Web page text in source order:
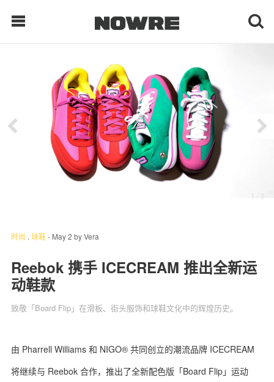
每日鲜榨
现客视点
每日栏目
时 尚
科 技
1
时尚 . 球鞋- May 2 byVera
Reebok 携手 ICECREAM 推出全新运
动鞋款
致敬「Board Flip」‌在滑板、街头服饰和球鞋文化中的辉煌历史。
由 Pharrell Williams 和 NIGO® 共同创立的潮流品牌 ICECREAM
将继续与 Reebok 合作，推出了全新配色版「Board Flip」‌运动